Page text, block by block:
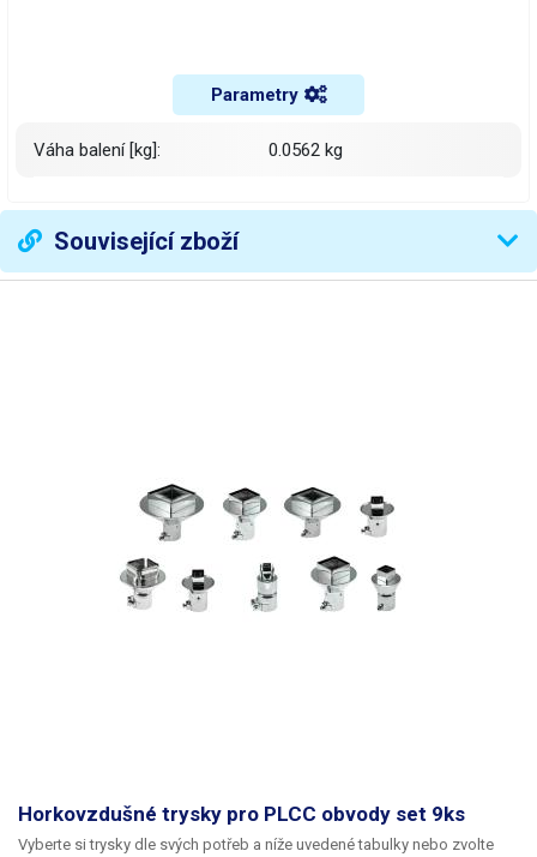
Parametry
Váha balení [kg]: 0.0562 kg
Související zboží
Horkovzdušné trysky pro PLCC obvody set 9ks
Vyberte si trysky dle svých potřeb a níže uvedené tabulky nebo zvolte